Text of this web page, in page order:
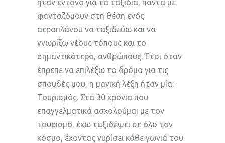
ήταν έντονο για τα ταξίδια, πάντα με
φανταζόμουν στη θέση ενός
αεροπλάνου να ταξιδεύω και να
γνωρίζω νέους τόπους και το
σημαντικότερο, ανθρώπους. Έτσι όταν
έπρεπε να επιλέξω το δρόμο για τις
σπουδές μου, η μαγική λέξη ήταν μία:
Τουρισμός. Στα 30 χρόνια που
επαγγελματικά ασχολούμαι με τον
τουρισμό, έχω ταξιδέψει σε όλο τον
κόσμο, έχοντας γυρίσει κάθε γωνιά του